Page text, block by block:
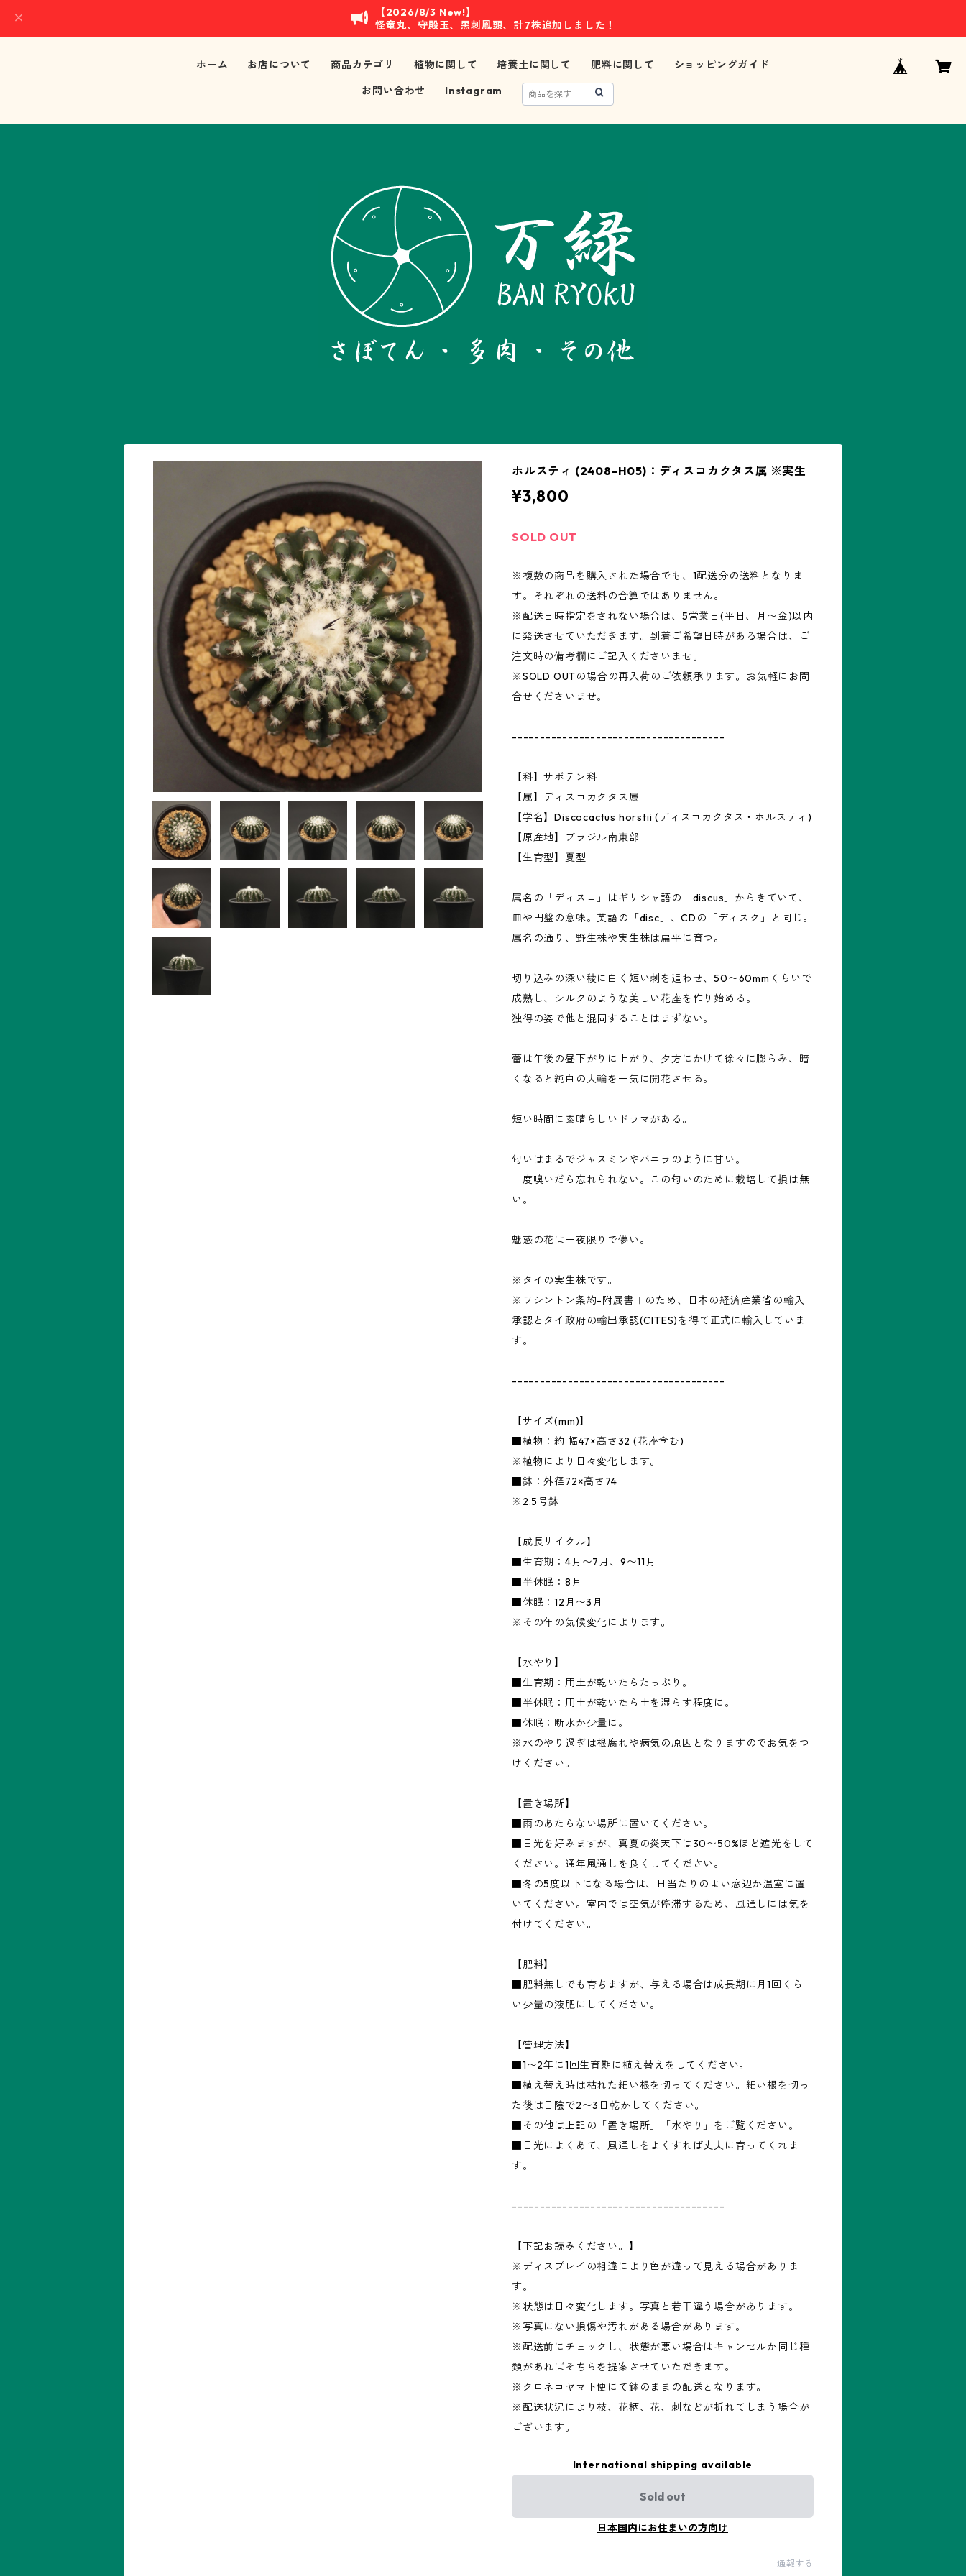
【2026/8/3 New!】
怪竜丸、守殿玉、黒刺鳳頭、計7株追加しました！
ホーム お店について 商品カテゴリ 植物に関して 培養土に関して 肥料に関して
ショッピングガイド
お問い合わせ
Instagram
ホルスティ (2408-H05)：ディスコカクタス属 ※実生
¥3,800
SOLD OUT
※複数の商品を購入された場合でも、1配送分の送料となりま
す。それぞれの送料の合算ではありません。
※配送日時指定をされない場合は、5営業日(平日、月〜金)以内
に発送させていただきます。到着ご希望日時がある場合は、ご
注文時の備考欄にご記入くださいませ。
※SOLD OUTの場合の再入荷のご依頼承ります。お気軽にお問
合せくださいませ。
--------------------------------------
【科】サボテン科
【属】ディスコカクタス属
【学名】Discocactus horstii (ディスコカクタス・ホルスティ)
【原産地】ブラジル南東部
【生育型】夏型
属名の「ディスコ」はギリシャ語の「discus」からきていて、
皿や円盤の意味。英語の「disc」、CDの「ディスク」と同じ。
属名の通り、野生株や実生株は扁平に育つ。
切り込みの深い稜に白く短い刺を這わせ、50〜60mmくらいで
成熟し、シルクのような美しい花座を作り始める。
独得の姿で他と混同することはまずない。
蕾は午後の昼下がりに上がり、夕方にかけて徐々に膨らみ、暗
くなると純白の大輪を一気に開花させる。
短い時間に素晴らしいドラマがある。
匂いはまるでジャスミンやバニラのように甘い。
一度嗅いだら忘れられない。この匂いのために栽培して損は無
い。
魅惑の花は一夜限りで儚い。
※タイの実生株です。
※ワシントン条約-附属書Ⅰのため、日本の経済産業省の輸入
承認とタイ政府の輸出承認(CITES)を得て正式に輸入していま
す。
--------------------------------------
【サイズ(mm)】
■植物：約 幅47×高さ32 (花座含む)
※植物により日々変化します。
■鉢：外径72×高さ74
※2.5号鉢
【成長サイクル】
■生育期：4月〜7月、9〜11月
■半休眠：8月
■休眠：12月〜3月
※その年の気候変化によります。
【水やり】
■生育期：用土が乾いたらたっぷり。
■半休眠：用土が乾いたら土を湿らす程度に。
■休眠：断水か少量に。
※水のやり過ぎは根腐れや病気の原因となりますのでお気をつ
けください。
【置き場所】
■雨のあたらない場所に置いてください。
■日光を好みますが、真夏の炎天下は30〜50%ほど遮光をして
ください。通年風通しを良くしてください。
■冬の5度以下になる場合は、日当たりのよい窓辺か温室に置
いてください。室内では空気が停滞するため、風通しには気を
付けてください。
【肥料】
■肥料無しでも育ちますが、与える場合は成長期に月1回くら
い少量の液肥にしてください。
【管理方法】
■1〜2年に1回生育期に植え替えをしてください。
■植え替え時は枯れた細い根を切ってください。細い根を切っ
た後は日陰で2〜3日乾かしてください。
■その他は上記の「置き場所」「水やり」をご覧ください。
■日光によくあて、風通しをよくすれば丈夫に育ってくれま
す。
--------------------------------------
【下記お読みください。】
※ディスプレイの相違により色が違って見える場合がありま
す。
※状態は日々変化します。写真と若干違う場合があります。
※写真にない損傷や汚れがある場合があります。
※配送前にチェックし、状態が悪い場合はキャンセルか同じ種
類があればそちらを提案させていただきます。
※クロネコヤマト便にて鉢のままの配送となります。
※配送状況により枝、花柄、花、刺などが折れてしまう場合が
ございます。
International shipping available
Sold out
日本国内にお住まいの方向け
通報する